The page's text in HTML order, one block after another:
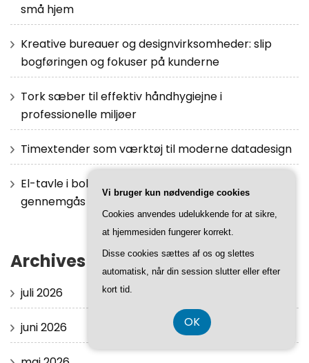
små hjem
Kreative bureauer og designvirksomheder: slip
bogføringen og fokuser på kunderne
Tork sæber til effektiv håndhygiejne i
professionelle miljøer
Timextender som værktøj til moderne datadesign
El-tavle i boligen: Tegnene på at den bør
gennemgås af en elektriker
Archives
juli 2026
juni 2026
Vi bruger kun nødvendige cookies
Cookies anvendes udelukkende for at sikre,
at hjemmesiden fungerer korrekt.
Disse cookies sættes af os og slettes
automatisk, når din session slutter eller efter
kort tid.
OK